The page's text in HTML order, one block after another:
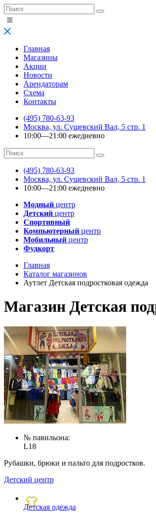
Главная
Магазины
Акции
Новости
Арендаторам
Схема
Контакты
(495) 780-63-93
Москва, ул. Сущевский Вал, 5 стр. 1
10:00—21:00 ежедневно
(495) 780-63-93
Москва, ул. Сущевский Вал, 5 стр. 1
10:00—21:00 ежедневно
Модный центр
Детский центр
Спортивный
Компьютерный центр
Мобильный центр
Фудкорт
Главная
Каталог магазинов
Аутлет Детская подростковая одежда
Магазин Детская
№ павильона:
L18
Рубашки, брюки и пальто для подростков.
Детский центр
Детская одежда